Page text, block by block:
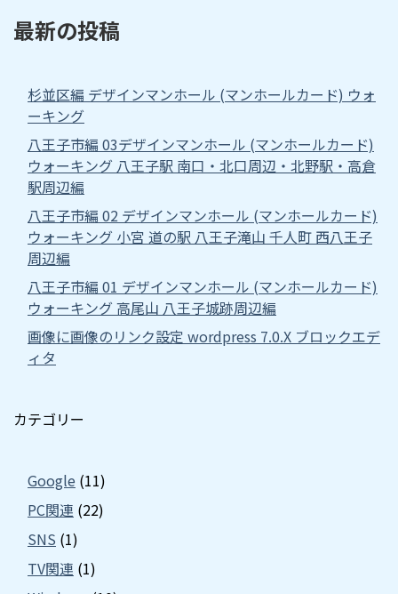
最新の投稿
杉並区編 デザインマンホール (マンホールカード) ウォ
ーキング
八王子市編 03デザインマンホール (マンホールカード)
ウォーキング 八王子駅 南口・北口周辺・北野駅・高倉
駅周辺編
八王子市編 02 デザインマンホール (マンホールカード)
ウォーキング 小宮 道の駅 八王子滝山 千人町 西八王子
周辺編
八王子市編 01 デザインマンホール (マンホールカード)
ウォーキング 高尾山 八王子城跡周辺編
画像に画像のリンク設定 wordpress 7.0.X ブロックエデ
ィタ
カテゴリー
Google (11)
PC関連 (22)
SNS (1)
TV関連 (1)